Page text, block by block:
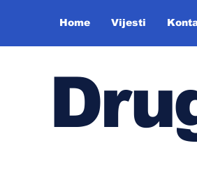
Home Vijesti